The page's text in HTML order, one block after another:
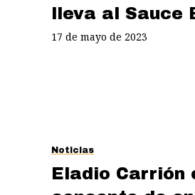
lleva al Sauce
17 de mayo de 2023
Noticias
Eladio Carrión